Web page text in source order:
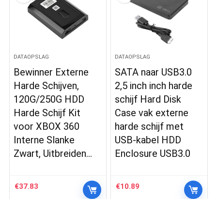
DATAOPSLAG
Bewinner Externe
Harde Schijven,
120G/250G HDD
Harde Schijf Kit
voor XBOX 360
Interne Slanke
Zwart, Uitbreiden…
€37.83
DATAOPSLAG
SATA naar USB3.0
2,5 inch inch harde
schijf Hard Disk
Case vak externe
harde schijf met
USB-kabel HDD
Enclosure USB3.0
€10.89